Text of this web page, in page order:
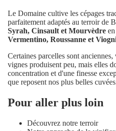
Le Domaine cultive les cépages
parfaitement adaptés au terroir de
Syrah, Cinsault et Mourvèdre
Vermentino, Roussanne et
Certaines parcelles sont
vignes produisent peu, mais elles
concentration et d'une finesse
que reposent nos plus belles
Pour aller plus loin
Découvrez notre terroir
Politique de confidentialité